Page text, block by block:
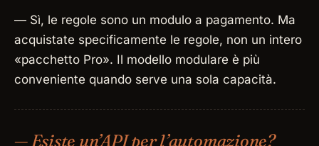
— Sì, le regole sono un modulo a pagamento. Ma
acquistate specificamente le regole, non un intero
«pacchetto Pro». Il modello modulare è più
conveniente quando serve una sola capacità.
— Esiste un’API per l’automazione?